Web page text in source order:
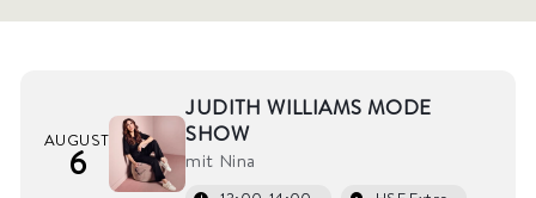
AUGUST
6
JUDITH WILLIAMS MODE
SHOW
mit Nina